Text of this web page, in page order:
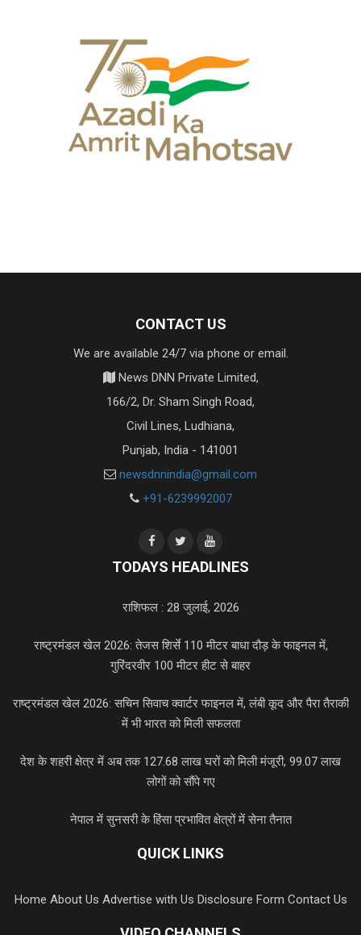
CONTACT US
We are available 24/7 via phone or email.
News DNN Private Limited,
166/2, Dr. Sham Singh Road,
Civil Lines, Ludhiana,
Punjab, India - 141001
newsdnnindia@gmail.com
+91-6239992007
TODAYS HEADLINES
राशिफल : 28 जुलाई, 2026
राष्ट्रमंडल खेल 2026: तेजस शिर्से 110 मीटर बाधा दौड़ के फाइनल में,
गुरिंदरवीर 100 मीटर हीट से बाहर
राष्ट्रमंडल खेल 2026: सचिन सिवाच क्वार्टर फाइनल में, लंबी कूद और पैरा तैराकी
में भी भारत को मिली सफलता
देश के शहरी क्षेत्र में अब तक 127.68 लाख घरों को मिली मंजूरी, 99.07 लाख
लोगों को सौंपे गए
नेपाल में सुनसरी के हिंसा प्रभावित क्षेत्रों में सेना तैनात
QUICK LINKS
Home About Us Advertise with Us Disclosure Form Contact Us